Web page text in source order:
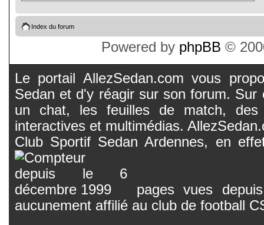
Index du forum
Powered by phpBB ©
Le portail AllezSedan.com vous
Sedan et d'y réagir sur son forum.
un chat, les feuilles de match, des
interactives et multimédias.
Club Sportif Sedan Ardennes, en
pages vues
aucunement affilié au club de football